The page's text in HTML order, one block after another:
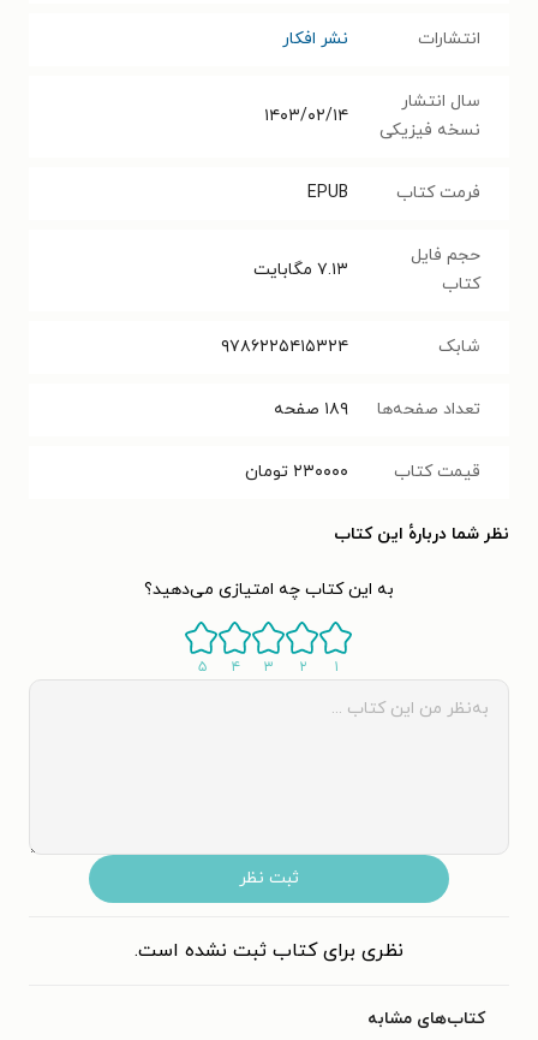
انتشارات نشر افکار
سال انتشار
نسخه فیزیکی
۱۴۰۳/۰۲/۱۴
فرمت کتاب EPUB
حجم فایل
کتاب
۷.۱۳ مگابایت
شابک ۹۷۸۶۲۲۵۴۱۵۳۲۴
تعداد صفحه‌ها ۱۸۹ صفحه
قیمت کتاب ۲۳۰۰۰۰ تومان
نظر شما دربارهٔ این کتاب
به این کتاب چه امتیازی می‌دهید؟
۱ ۲ ۳ ۴ ۵
ثبت نظر
نظری برای کتاب ثبت نشده است.
کتاب‌های مشابه